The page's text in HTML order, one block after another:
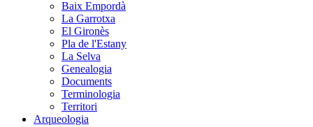
Baix Empordà
La Garrotxa
El Gironès
Pla de l'Estany
La Selva
Genealogia
Documents
Terminologia
Territori
Arqueologia